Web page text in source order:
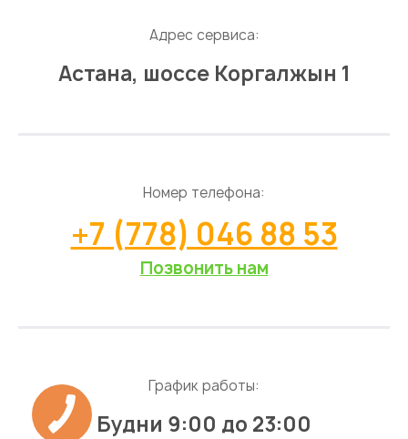
Адрес сервиса:
Астана, шоссе Коргалжын 1
Номер телефона:
+7 (778) 046 88 53
Позвонить нам
График работы:
Будни 9:00 до 23:00